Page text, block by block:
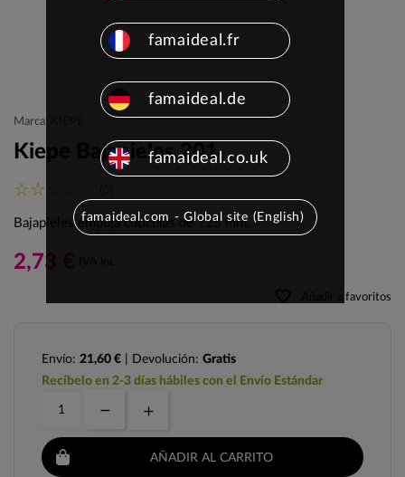
Marca: KIEPE
Kiepe Bajapieles 201
Bajapieles empuja cutículas de 125 mm.
2,73 €
Añadir a favoritos
Envío: 21,60 € | Devolución: Gratis
Recíbelo en 2-3 días hábiles con el Envío Estándar
AÑADIR AL CARRITO
famaideal.fr
famaideal.de
famaideal.co.uk
famaideal.com - Global site (English)